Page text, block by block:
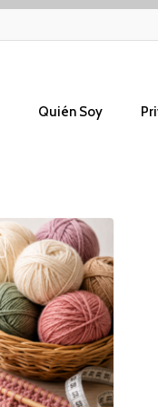
Quién Soy